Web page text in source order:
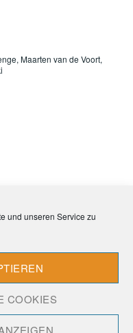
und unseren Service zu
COOKIES
Maarten van de Voort,